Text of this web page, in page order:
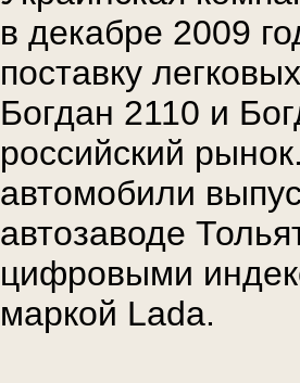
в декабре 2009
поставку
Богдан 2110 и
российский
автомобили
автозаводе
цифровыми
маркой Lada.